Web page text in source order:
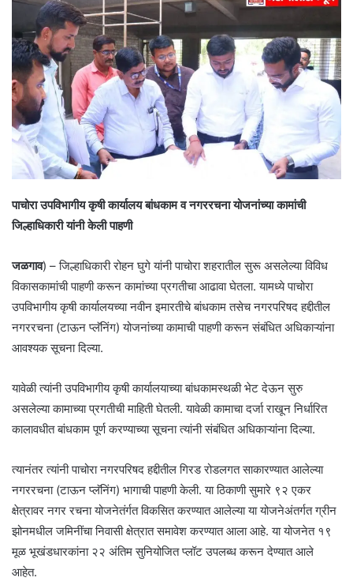
पाचोरा उपविभागीय कृषी कार्यालय बांधकाम व नगररचना योजनांच्या कामांची
जिल्हाधिकारी यांनी केली पाहणी
जळगाव) – जिल्हाधिकारी रोहन घुगे यांनी पाचोरा शहरातील सुरू असलेल्या विविध
विकासकामांची पाहणी करून कामांच्या प्रगतीचा आढावा घेतला. यामध्ये पाचोरा
उपविभागीय कृषी कार्यालयच्या नवीन इमारतीचे बांधकाम तसेच नगरपरिषद हद्दीतील
नगररचना (टाऊन प्लॅनिंग) योजनांच्या कामाची पाहणी करून संबंधित अधिकाऱ्यांना
आवश्यक सूचना दिल्या.
यावेळी त्यांनी उपविभागीय कृषी कार्यालयाच्या बांधकामस्थळी भेट देऊन सुरु
असलेल्या कामाच्या प्रगतीची माहिती घेतली. यावेळी कामाचा दर्जा राखून निर्धारित
कालावधीत बांधकाम पूर्ण करण्याच्या सूचना त्यांनी संबंधित अधिकाऱ्यांना दिल्या.
त्यानंतर त्यांनी पाचोरा नगरपरिषद हद्दीतील गिरड रोडलगत साकारण्यात आलेल्या
नगररचना (टाऊन प्लॅनिंग) भागाची पाहणी केली. या ठिकाणी सुमारे ९२ एकर
क्षेत्रावर नगर रचना योजनेतंर्गत विकसित करण्यात आलेल्या या योजनेअंतर्गत ग्रीन
झोनमधील जमिनींचा निवासी क्षेत्रात समावेश करण्यात आला आहे. या योजनेत १९
मूळ भूखंडधारकांना २२ अंतिम सुनियोजित प्लॉट उपलब्ध करून देण्यात आले
आहेत.